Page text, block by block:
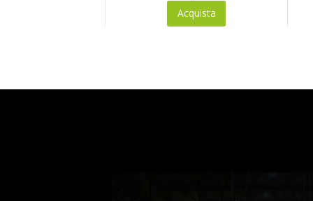
Acquista